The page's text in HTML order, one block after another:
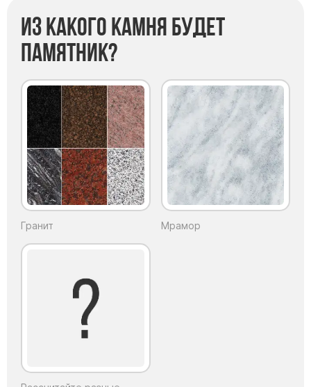
Из какого камня будет
памятник?
Гранит Мрамор